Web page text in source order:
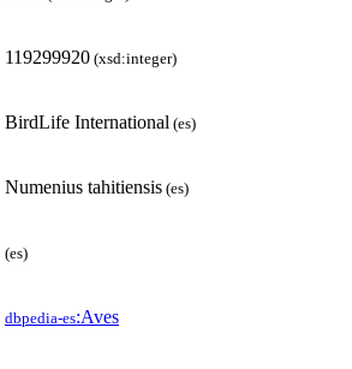
119299920 (xsd:integer)
BirdLife International (es)
Numenius tahitiensis (es)
(es)
dbpedia-es:Aves